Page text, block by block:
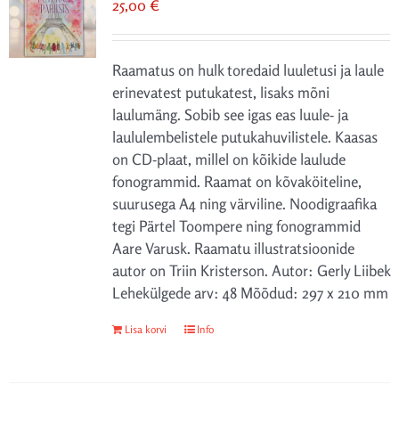
saab
teha
25,00 €
Raamatus on hulk toredaid luuletusi ja laule
erinevatest putukatest, lisaks mõni
laulumäng. Sobib see igas eas luule- ja
laululembelistele putukahuvilistele. Kaasas
on CD-plaat, millel on kõikide laulude
fonogrammid. Raamat on kõvaköiteline,
suurusega A4 ning värviline. Noodigraafika
tegi Pärtel Toompere ning fonogrammid
Aare Varusk. Raamatu illustratsioonide
autor on Triin Kristerson. Autor: Gerly Liibek
Lehekülgede arv: 48 Mõõdud: 297 x 210 mm
Lisa korvi Info